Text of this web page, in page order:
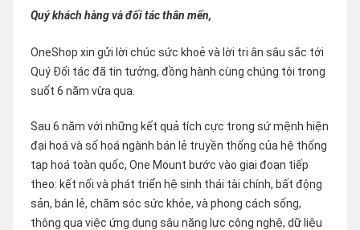
Quý khách hàng và đối tác thân mến,
OneShop xin gửi lời chúc sức khoẻ và lời tri ân sâu sắc tới
Quý Đối tác đã tin tưởng, đồng hành cùng chúng tôi trong
suốt 6 năm vừa qua.
Sau 6 năm với những kết quả tích cực trong sứ mệnh hiện
đại hoá và số hoá ngành bán lẻ truyền thống của hệ thống
tạp hoá toàn quốc, One Mount bước vào giai đoạn tiếp
theo: kết nối và phát triển hệ sinh thái tài chính, bất động
sản, bán lẻ, chăm sóc sức khỏe, và phong cách sống,
thông qua việc ứng dụng sâu năng lực công nghệ, dữ liệu